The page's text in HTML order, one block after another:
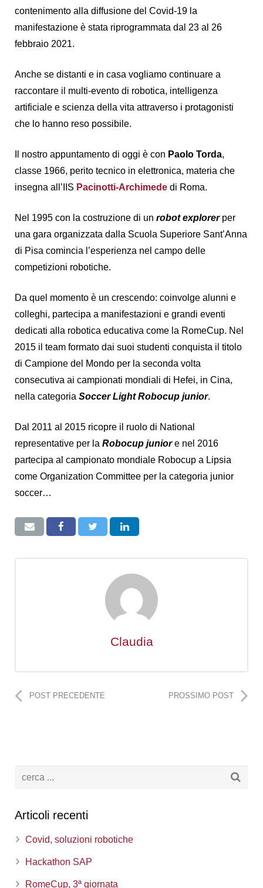
contenimento alla diffusione del Covid-19 la
manifestazione è stata riprogrammata dal 23 al 26
febbraio 2021.
Anche se distanti e in casa vogliamo continuare a
raccontare il multi-evento di robotica, intelligenza
artificiale e scienza della vita attraverso i protagonisti
che lo hanno reso possibile.
Il nostro appuntamento di oggi è con Paolo Torda,
classe 1966, perito tecnico in elettronica, materia che
insegna all’IIS Pacinotti-Archimede di Roma.
Nel 1995 con la costruzione di un robot explorerper
una gara organizzata dalla Scuola Superiore Sant’Anna
di Pisa comincia l’esperienza nel campo delle
competizioni robotiche.
Da quel momento è un crescendo: coinvolge alunni e
colleghi, partecipa a manifestazioni e grandi eventi
dedicati alla robotica educativa come la RomeCup. Nel
2015 il team formato dai suoi studenti conquista il titolo
di Campione del Mondo per la seconda volta
consecutiva ai campionati mondiali di Hefei, in Cina,
nella categoria Soccer Light Robocup junior.
Dal 2011 al 2015 ricopre il ruolo di National
representative per la Robocup juniore nel 2016
partecipa al campionato mondiale Robocup a Lipsia
come Organization Committee per la categoria junior
soccer…
Claudia
POST PRECEDENTE PROSSIMO POST
Articoli recenti
Covid, soluzioni robotiche
Hackathon SAP
RomeCup, 3ª giornata